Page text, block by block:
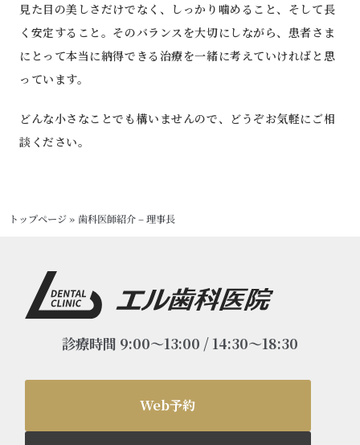
見た目の美しさだけでなく、しっかり噛めること、そして長
く安定すること。そのバランスを大切にしながら、患者さま
にとって本当に納得できる治療を一緒に考えていければと思
っています。
どんな小さなことでも構いませんので、どうぞお気軽にご相
談ください。
トップページ»歯科医師紹介 – 理事長
診療時間 9:00～13:00 / 14:30～18:30
Web予約